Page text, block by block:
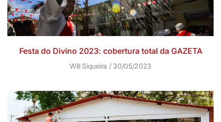
Festa do Divino 2023: cobertura total da GAZETA
Will Siqueira 30/05/2023